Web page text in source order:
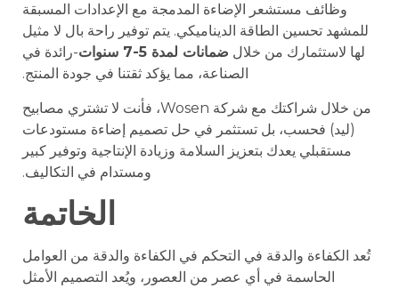
وظائف مستشعر الإضاءة المدمجة مع الإعدادات المسبقة
للمشهد تحسين الطاقة الديناميكي. يتم توفير راحة بال لا مثيل
لها لاستثمارك من خلال ضمانات لمدة 5-7 سنوات
-رائدة في
الصناعة، مما يؤكد ثقتنا في جودة المنتج.
من خلال شراكتك مع شركة Wosen، فأنت لا تشتري مصابيح
(ليد) فحسب، بل تستثمر في حل تصميم إضاءة مستودعات
مستقبلي يعدك بتعزيز السلامة وزيادة الإنتاجية وتوفير كبير
ومستدام في التكاليف.
الخاتمة
تُعد الكفاءة والدقة في التحكم في الكفاءة والدقة من العوامل
الحاسمة في أي عصر من العصور، ويُعد التصميم الأمثل